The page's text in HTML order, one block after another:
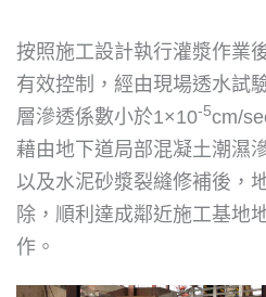
按照施工設計執行灌漿作業
有效控制，經由現場透水試
層滲透係數小於1×10-5cm/
藉由地下道局部混凝土潮濕
以及水泥砂漿裂縫修補後，
除，順利達成鄰近施工基地
作。